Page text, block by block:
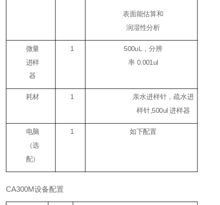
表面能估算和
润湿性分析
微量
进样
器
1
500uL，分辨
率 0.001ul
耗材 1
亲水进样针，疏水进
样针,500ul 进样器
电脑
（选
配）
1 如下配置
CA300M设备配置